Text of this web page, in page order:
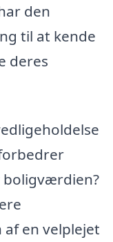
den
til at kende
deres
en velplejet